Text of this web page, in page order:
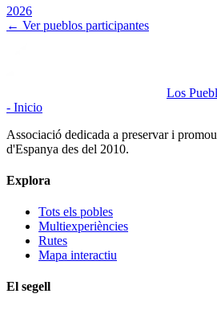
2026
← Ver pueblos participantes
Los
- Inicio
Associació dedicada a preservar i
d'Espanya des del 2010.
Explora
Tots els pobles
Multiexperiències
Rutes
Mapa interactiu
El segell